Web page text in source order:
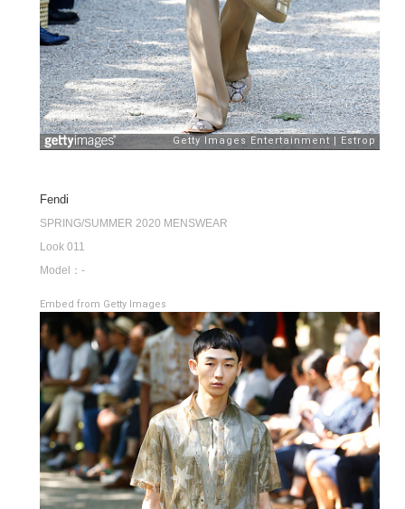
Fendi
SPRING/SUMMER 2020 MENSWEAR
Look 011
Model：-
Embed from Getty Images